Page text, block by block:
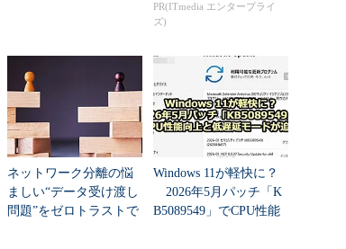
れていることをデバイス・マネージャが検出すると
う、特別なモードで動作するようになる。
C:\> set devmgr_show_nonpresent_devices=1
C:\>start devmgmt.msc
次にデバイス・マネージャを起動するが、これは
プロンプト上で直接「start devmgmt.msc」というコ
通常はデバイス・マネージャを起動するためには
PR(ITmedia エンタープライ
ズ)
ネットワーク分離の悩
ましい“データ受け渡し
問題”をゼロトラストで
Windows 11が軽快に？
2026年5月パッチ「K
B5089549」でCPU性能